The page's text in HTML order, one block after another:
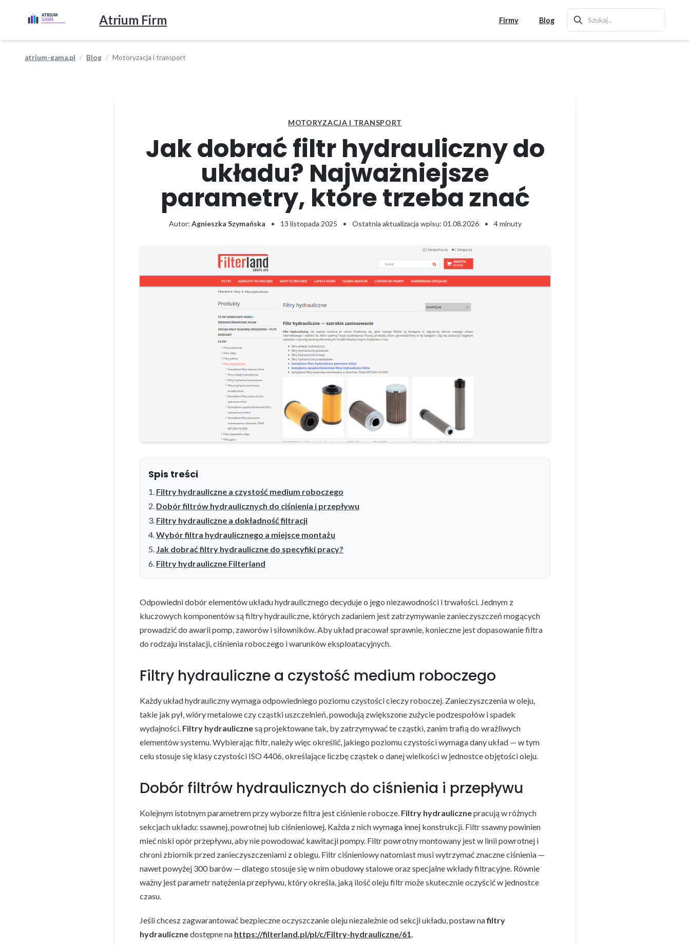
Atrium Firm Firmy Blog
atrium-gama.pl Blog Motoryzacja i transport
MOTORYZACJA I TRANSPORT
Jak dobrać filtr hydrauliczny do
układu? Najważniejsze
parametry, które trzeba znać
Autor: Agnieszka Szymańska • 13 listopada 2025 • Ostatnia aktualizacja wpisu: 01.08.2026 • 4 minuty
Spis treści
Filtry hydrauliczne a czystość medium roboczego
Dobór filtrów hydraulicznych do ciśnienia i przepływu
Filtry hydrauliczne a dokładność filtracji
Wybór filtra hydraulicznego a miejsce montażu
Jak dobrać filtry hydrauliczne do specyfiki pracy?
Filtry hydrauliczne Filterland
Odpowiedni dobór elementów układu hydraulicznego decyduje o jego niezawodności i trwałości. Jednym z
kluczowych komponentów są filtry hydrauliczne, których zadaniem jest zatrzymywanie zanieczyszczeń mogących
prowadzić do awarii pomp, zaworów i siłowników. Aby układ pracował sprawnie, konieczne jest dopasowanie filtra
do rodzaju instalacji, ciśnienia roboczego i warunków eksploatacyjnych.
Filtry hydrauliczne a czystość medium roboczego
Każdy układ hydrauliczny wymaga odpowiedniego poziomu czystości cieczy roboczej. Zanieczyszczenia w oleju,
takie jak pył, wióry metalowe czy cząstki uszczelnień, powodują zwiększone zużycie podzespołów i spadek
wydajności. Filtry hydraulicznesą projektowane tak, by zatrzymywać te cząstki, zanim trafią do wrażliwych
elementów systemu. Wybierając filtr, należy więc określić, jakiego poziomu czystości wymaga dany układ — w tym
celu stosuje się klasy czystości ISO 4406, określające liczbę cząstek o danej wielkości w jednostce objętości oleju.
Dobór filtrów hydraulicznych do ciśnienia i przepływu
Kolejnym istotnym parametrem przy wyborze filtra jest ciśnienie robocze. Filtry hydraulicznepracują w różnych
sekcjach układu: ssawnej, powrotnej lub ciśnieniowej. Każda z nich wymaga innej konstrukcji. Filtr ssawny powinien
mieć niski opór przepływu, aby nie powodować kawitacji pompy. Filtr powrotny montowany jest w linii powrotnej i
chroni zbiornik przed zanieczyszczeniami z obiegu. Filtr ciśnieniowy natomiast musi wytrzymać znaczne ciśnienia —
nawet powyżej 300 barów — dlatego stosuje się w nim obudowy stalowe oraz specjalne wkłady filtracyjne. Równie
ważny jest parametr natężenia przepływu, który określa, jaką ilość oleju filtr może skutecznie oczyścić w jednostce
czasu.
Jeśli chcesz zagwarantować bezpieczne oczyszczanie oleju niezależnie od sekcji układu, postaw nafiltry
hydraulicznedostępne na https://filterland.pl/pl/c/Filtry-hydrauliczne/61.